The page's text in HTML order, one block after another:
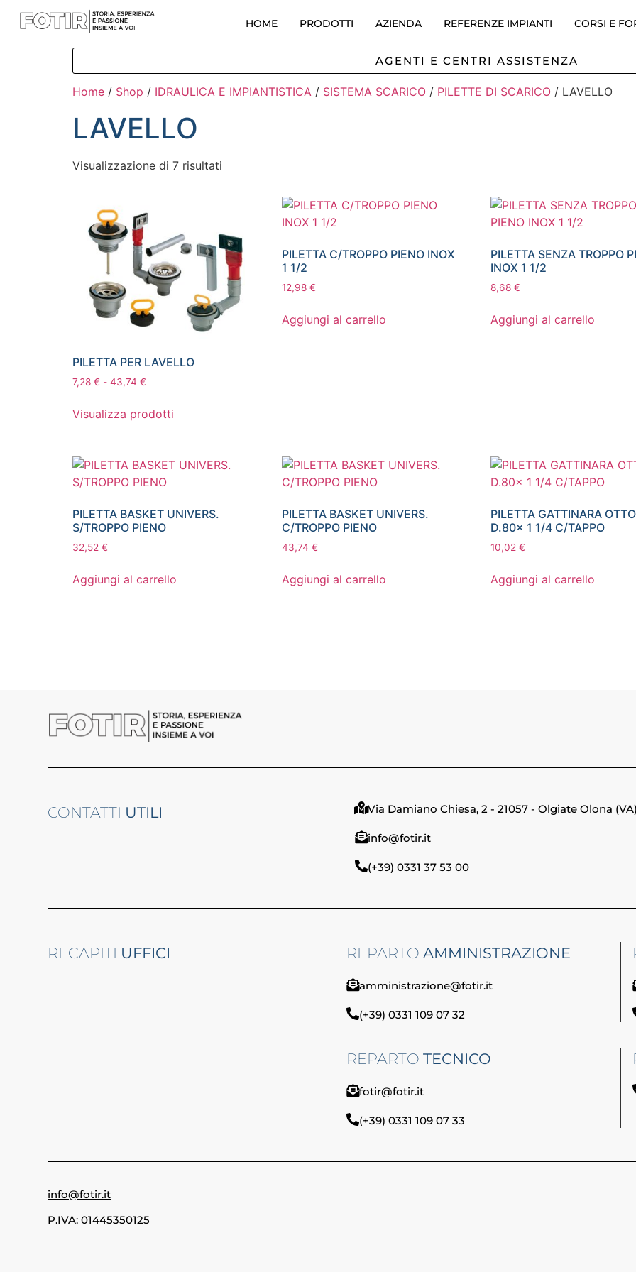
HOME PRODOTTI AZIENDA REFERENZE IMPIANTI CORSI E
AGENTI E CENTRI ASSISTENZA
Home / Shop / IDRAULICA E IMPIANTISTICA / SISTEMA SCARICO / PILETTE DI SCARICO / LAVELLO
LAVELLO
Visualizzazione di 7 risultati
PILETTA PER LAVELLO
7,28 € - 43,74 €
Visualizza prodotti
PILETTA C/TROPPO PIENO INOX
1 1/2
12,98 €
Aggiungi al carrello
PILETTA SENZA TROPPO
INOX 1 1/2
8,68€
Aggiungi al carrello
PILETTA BASKET UNIVERS.
S/TROPPO PIENO
32,52 €
Aggiungi al carrello
PILETTA BASKET UNIVERS.
C/TROPPO PIENO
43,74 €
Aggiungi al carrello
PILETTA GATTINARA
D.80x 1 1/4 C/TAPPO
10,02€
Aggiungi al carrello
CONTATTI UTILI Via Damiano Chiesa, 2 - 21057 - Olgiate Olona (VA)
info@fotir.it
(+39) 0331 37 53 00
RECAPITI UFFICI REPARTO AMMINISTRAZIONE
amministrazione@fotir.it
(+39) 0331 109 07 32
REPARTO TECNICO
fotir@fotir.it
(+39) 0331 109 07 33
info@fotir.it
P.IVA: 01445350125